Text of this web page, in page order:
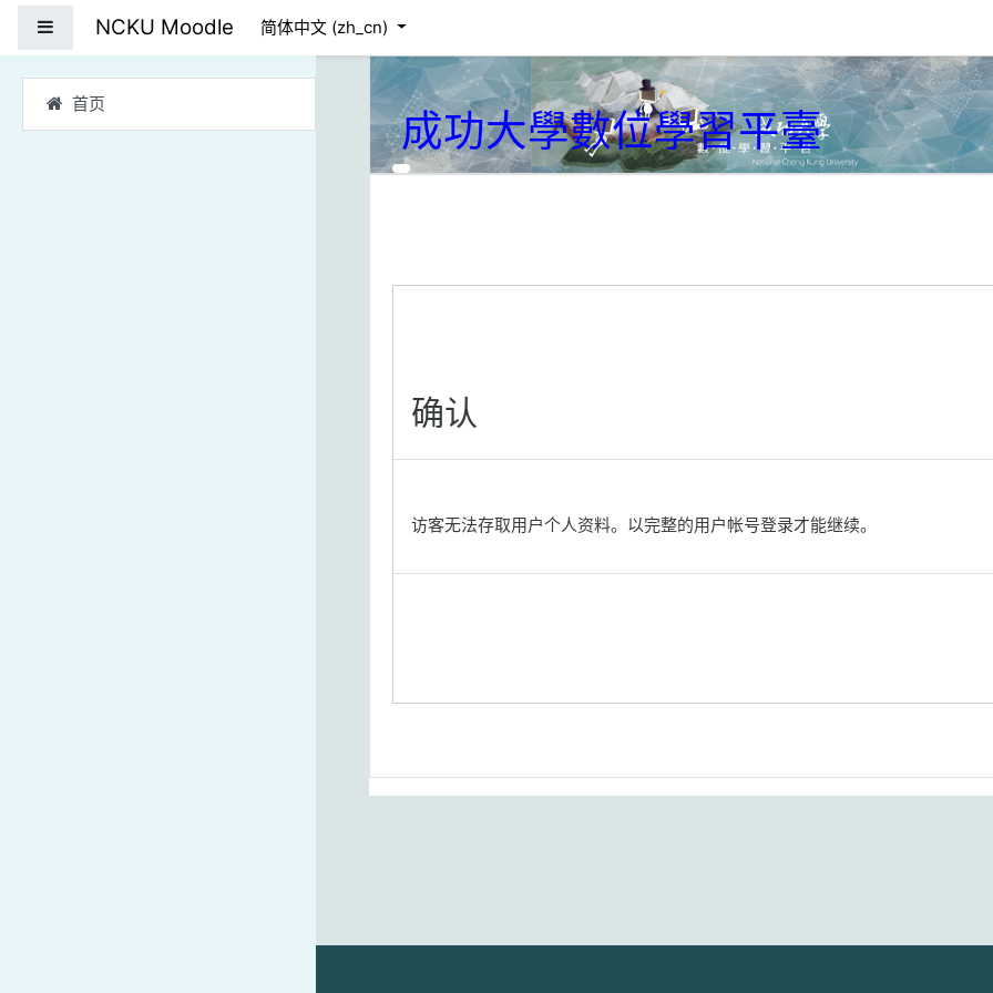
停靠面板
首页
NCKU Moodle 简体中文 ‎(zh_cn)‎
成功大學數位學習平臺
确认
访客无法存取用户个人资料。以完整的用户帐号登录才能继续。